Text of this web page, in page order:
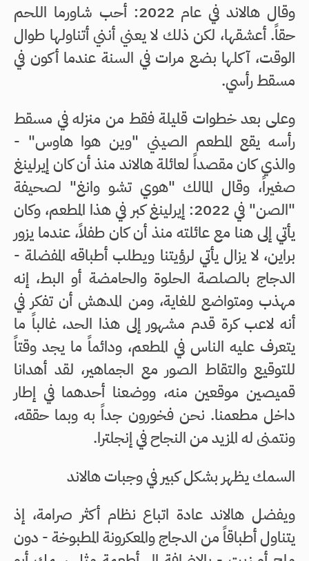
وقال هالاند في عام 2022: أحب شاورما اللحم
حقاً. أعشقها، لكن ذلك لا يعني أنني أتناولها طوال
الوقت، آكلها بضع مرات في السنة عندما أكون في
مسقط رأسي.
وعلى بعد خطوات قليلة فقط من منزله في مسقط
رأسه يقع المطعم الصيني "وين هوا هاوس" -
والذي كان مقصداً لعائلة هالاند منذ أن كان إيرلينغ
صغيراً، وقال المالك "هوي تشو وانغ" لصحيفة
"الصن" في 2022: إيرلينغ كبر في هذا المطعم، وكان
يأتي إلى هنا مع عائلته منذ أن كان طفلاً، عندما يزور
براين، لا يزال يأتي لرؤيتنا ويطلب أطباقه المفضلة -
الدجاج بالصلصة الحلوة والحامضة أو البط، إنه
مهذب ومتواضع للغاية، ومن المدهش أن تفكر في
أنه لاعب كرة قدم مشهور إلى هذا الحد، غالباً ما
يتعرف عليه الناس في المطعم، ودائماً ما يجد وقتاً
للتوقيع والتقاط الصور مع الجماهير، لقد أهدانا
قميصين موقعين منه، ووضعنا أحدهما في إطار
داخل مطعمنا. نحن فخورون جداً به وبما حققه،
ونتمنى له المزيد من النجاح في إنجلترا.
السمك يظهر بشكل كبير في وجبات هالاند
ويفضل هالاند عادة اتباع نظام أكثر صرامة، إذ
يتناول أطباقاً من الدجاج والمعكرونة المطبوخة - دون